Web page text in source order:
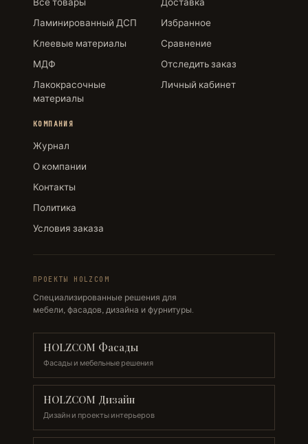
Ламинированный ДСП
Клеевые материалы
МДФ
Лакокрасочные
материалы
Избранное
Сравнение
Отследить заказ
Личный кабинет
КОМПАНИЯ
Журнал
О компании
Контакты
Политика
Условия заказа
ПРОЕКТЫ HOLZCOM
Специализированные решения для
мебели, фасадов, дизайна и фурнитуры.
HOLZCOM Фасады
Фасады и мебельные решения
HOLZCOM Дизайн
Дизайн и проекты интерьеров